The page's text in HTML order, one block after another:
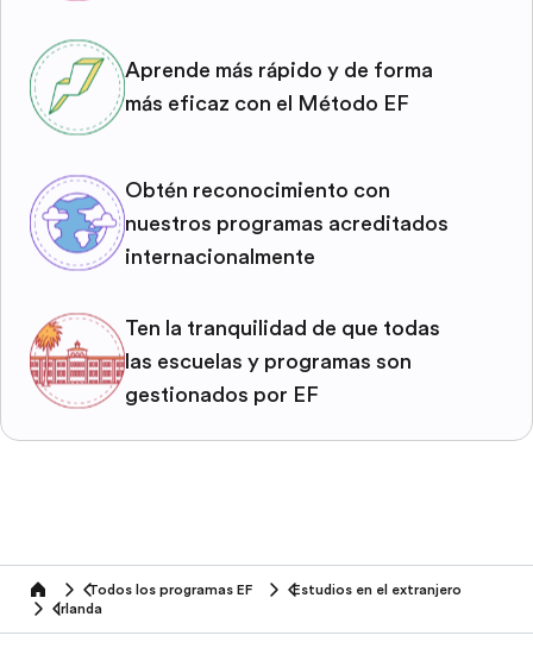
Aprende más rápido y de forma
más eficaz con el Método EF
Obtén reconocimiento con
nuestros programas acreditados
internacionalmente
Ten la tranquilidad de que todas
las escuelas y programas son
gestionados por EF
home Todos los programas EF
Estudios en el extranjero
Irlanda